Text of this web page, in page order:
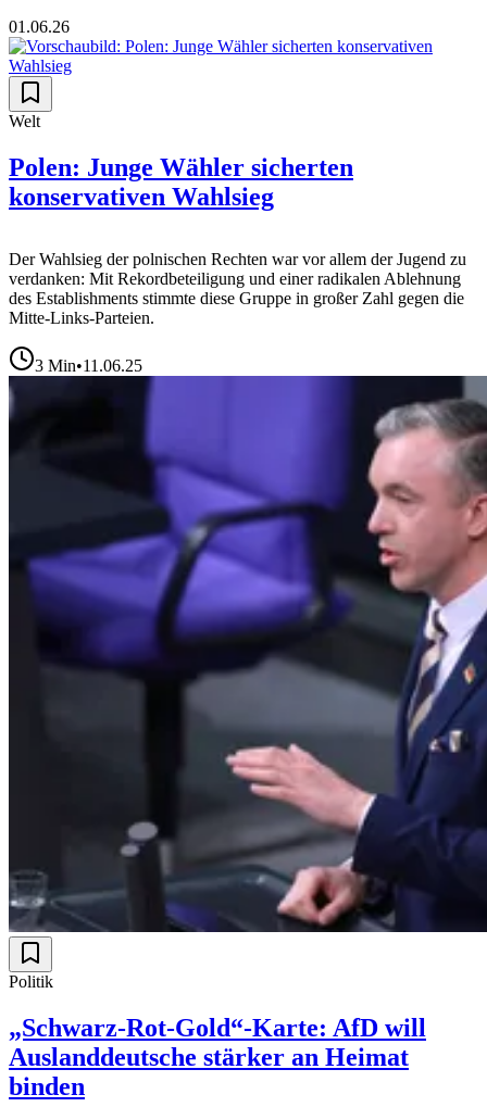
01.06.26
Welt
Polen: Junge Wähler sicherten
konservativen Wahlsieg
Der Wahlsieg der polnischen Rechten war vor allem der Jugend zu
verdanken: Mit Rekordbeteiligung und einer radikalen Ablehnung
des Establishments stimmte diese Gruppe in großer Zahl gegen die
Mitte-Links-Parteien.
3 Min•11.06.25
Politik
„Schwarz-Rot-Gold“-Karte: AfD will
Auslanddeutsche stärker an Heimat
binden